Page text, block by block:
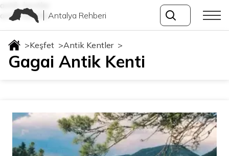
antik-kentler
antik-kentlerAntalya Rehberi
>Keşfet >Antik Kentler >
Gagai Antik Kenti